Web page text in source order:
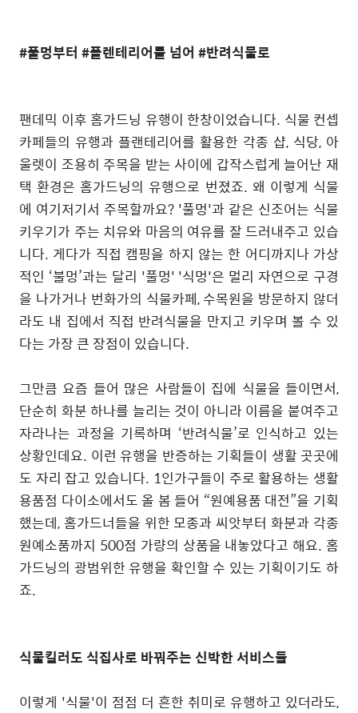
#풀멍부터 #플렌테리어를 넘어 #반려식물로
팬데믹 이후 홈가드닝 유행이 한창이었습니다. 식물 컨셉
카페들의 유행과 플랜테리어를 활용한 각종 샵, 식당, 아
울렛이 조용히 주목을 받는 사이에 갑작스럽게 늘어난 재
택 환경은 홈가드닝의 유행으로 번졌죠. 왜 이렇게 식물
에 여기저기서 주목할까요? '풀멍'과 같은 신조어는 식물
키우기가 주는 치유와 마음의 여유를 잘 드러내주고 있습
니다. 게다가 직접 캠핑을 하지 않는 한 어디까지나 가상
적인 ‘불멍’과는 달리 '풀멍' '식멍'은 멀리 자연으로 구경
을 나가거나 번화가의 식물카페, 수목원을 방문하지 않더
라도 내 집에서 직접 반려식물을 만지고 키우며 볼 수 있
다는 가장 큰 장점이 있습니다.
그만큼 요즘 들어 많은 사람들이 집에 식물을 들이면서,
단순히 화분 하나를 늘리는 것이 아니라 이름을 붙여주고
자라나는 과정을 기록하며 ‘반려식물’로 인식하고 있는
상황인데요. 이런 유행을 반증하는 기획들이 생활 곳곳에
도 자리 잡고 있습니다. 1인가구들이 주로 활용하는 생활
용품점 다이소에서도 올 봄 들어 “원예용품 대전”을 기획
했는데, 홈가드너들을 위한 모종과 씨앗부터 화분과 각종
원예소품까지 500점 가량의 상품을 내놓았다고 해요. 홈
가드닝의 광범위한 유행을 확인할 수 있는 기획이기도 하
죠.
식물킬러도 식집사로 바꿔주는 신박한 서비스들
이렇게 '식물'이 점점 더 흔한 취미로 유행하고 있더라도,